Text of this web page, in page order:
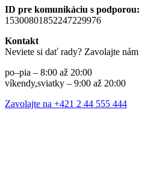
ID pre komunikáciu s podporou:
15300801852247229976
Kontakt
Neviete si dať rady? Zavolajte nám
po–pia – 8:00 až 20:00
víkendy,sviatky – 9:00 až 20:00
Zavolajte na +421 2 44 555 444